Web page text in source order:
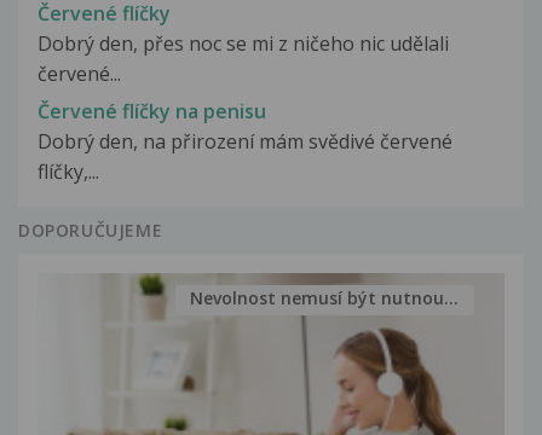
Červené flíčky
Dobrý den, přes noc se mi z ničeho nic udělali
červené...
Červené flíčky na penisu
Dobrý den, na přirození mám svědivé červené
flíčky,...
DOPORUČUJEME
Nevolnost nemusí být nutnou...